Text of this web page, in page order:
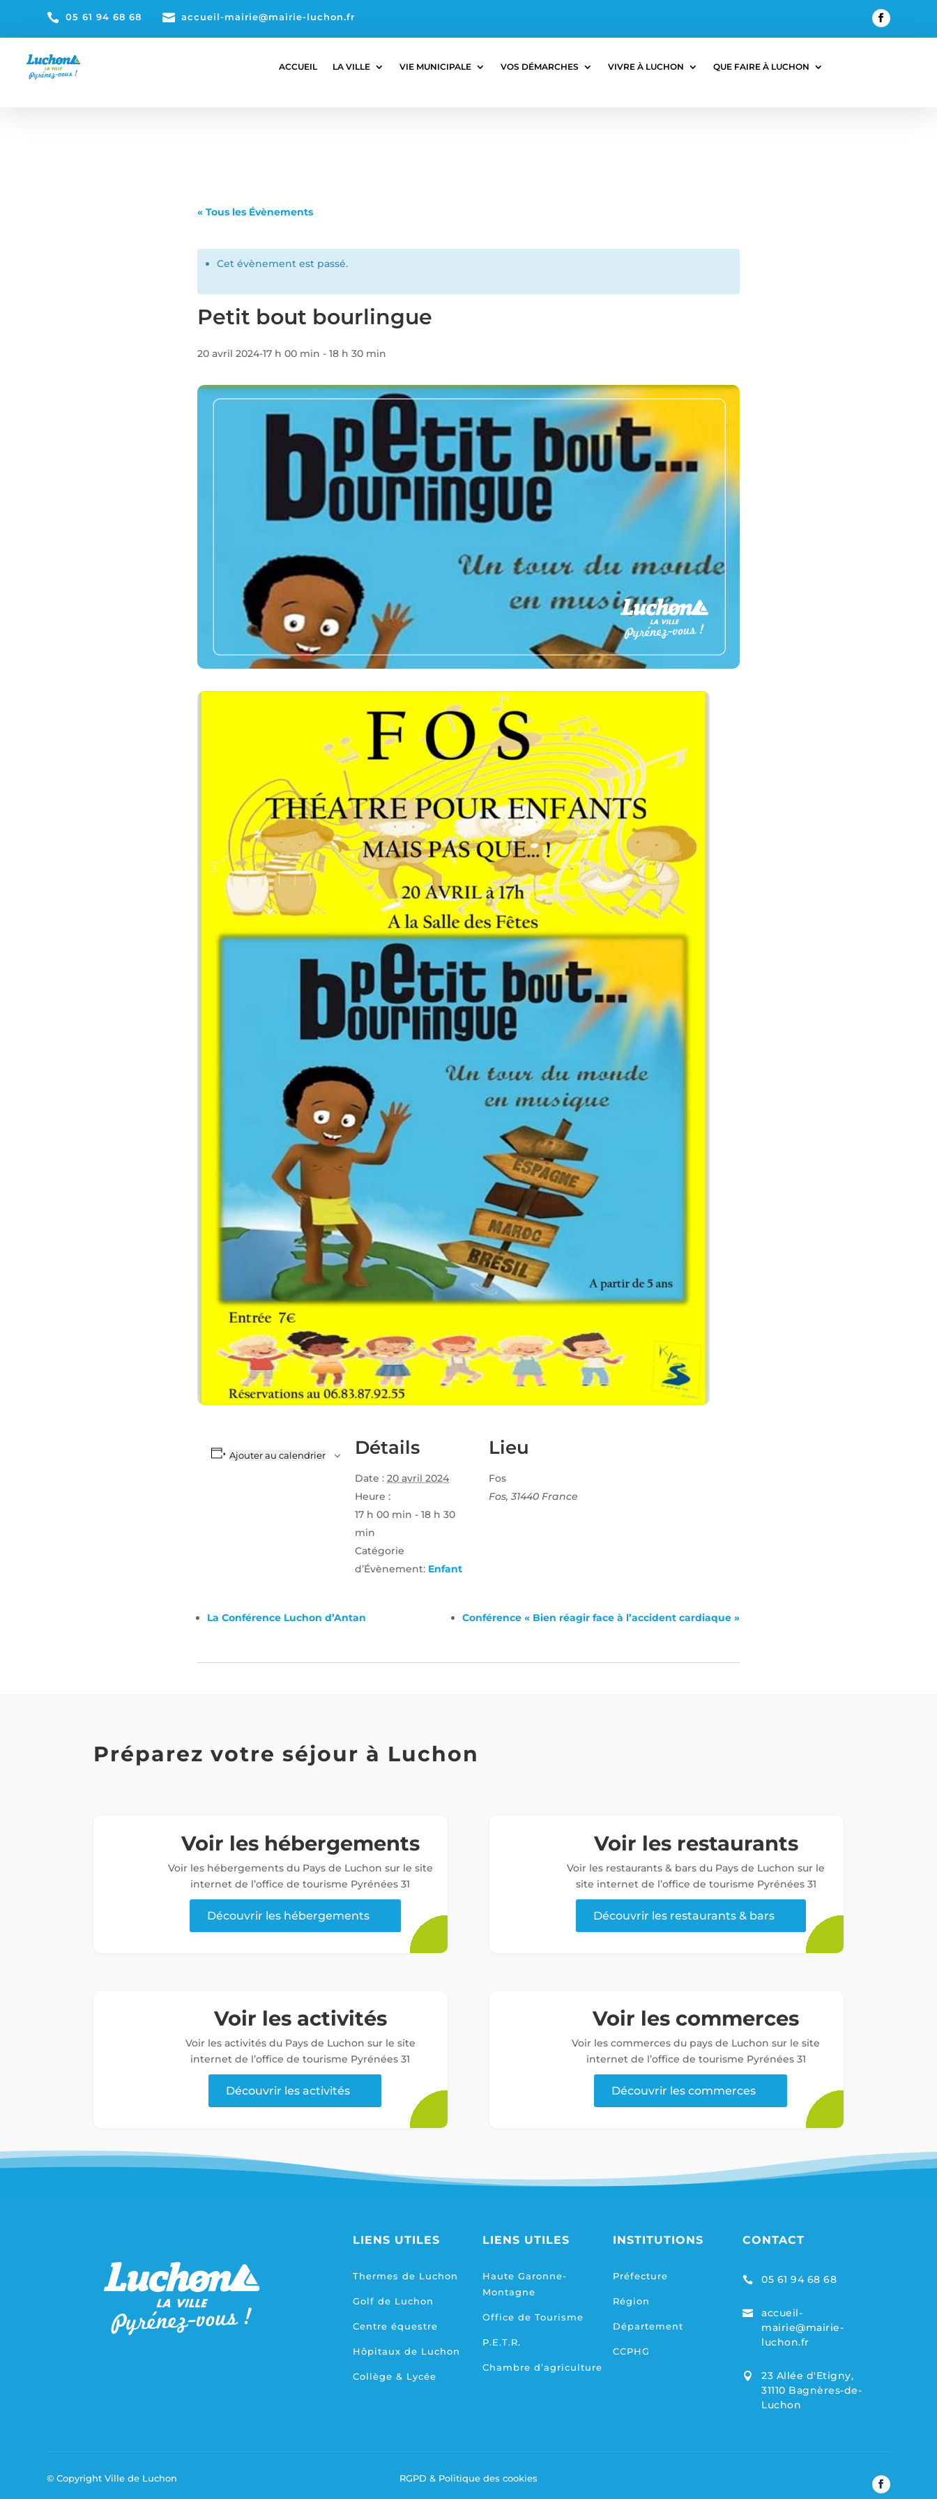
 05 61 94 68 68  accueil-mairie@mairie-luchon.fr
ACCUEIL LA VILLE VIE MUNICIPALE VOS DÉMARCHES VIVRE À LUCHON QUE FAIRE À LUCHON
« Tous les Évènements
Cet évènement est passé.
Petit bout bourlingue
20 avril 2024-17 h 00 min -18 h 30 min
Ajouter au calendrier Détails
Date : 20 avril 2024
Heure :
17 h 00 min - 18 h 30
min
Catégorie
d’Évènement: Enfant
Lieu
Fos
Fos, 31440 France
La Conférence Luchon d’Antan Conférence « Bien réagir face à l’accident cardiaque »
Préparez votre séjour à Luchon
Voir les hébergements
Voir les hébergements du Pays de Luchon sur le site
internet de l’office de tourisme Pyrénées 31
Découvrir les hébergements
Voir les restaurants
Voir les restaurants & bars du Pays de Luchon sur le
site internet de l’office de tourisme Pyrénées 31
Découvrir les restaurants & bars
Voir les activités
Voir les activités du Pays de Luchon sur le site
internet de l’office de tourisme Pyrénées 31
Découvrir les activités
Voir les commerces
Voir les commerces du pays de Luchon sur le site
internet de l’office de tourisme Pyrénées 31
Découvrir les commerces
LIENS UTILES
Thermes de Luchon
Golf de Luchon
Centre équestre
Hôpitaux de Luchon
Collège & Lycée
LIENS UTILES
Haute Garonne-
Montagne
Office de Tourisme
P.E.T.R.
Chambre d’agriculture
INSTITUTIONS
Préfecture
Région
Département
CCPHG
CONTACT
 05 61 94 68 68

accueil-
mairie@mairie-
luchon.fr

23 Allée d'Etigny,
31110 Bagnères-de-
Luchon
© Copyright Ville de Luchon RGPD & Politique des cookies